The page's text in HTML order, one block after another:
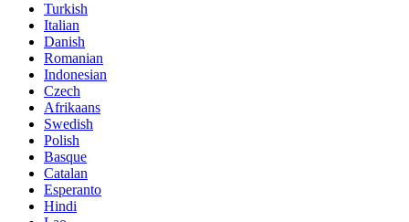
Turkish
Italian
Danish
Romanian
Indonesian
Czech
Afrikaans
Swedish
Polish
Basque
Catalan
Esperanto
Hindi